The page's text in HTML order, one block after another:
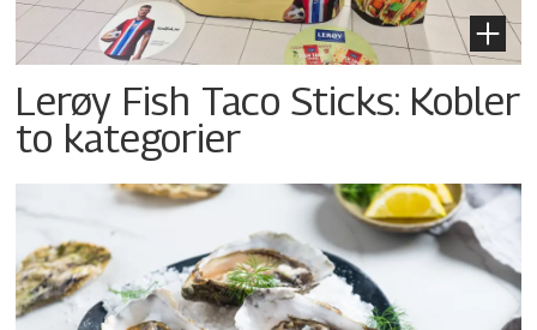
Lerøy Fish Taco Sticks: Kobler
to kategorier